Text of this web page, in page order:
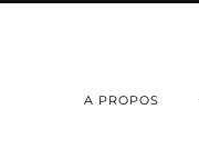
A PROPOS